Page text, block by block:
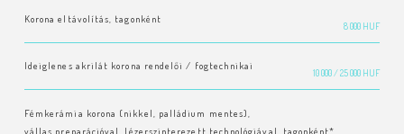
Korona eltávolítás, tagonként
8 000 HUF
Ideiglenes akrilát korona rendelői / fogtechnikai
10 000 / 25 000 HUF
Fémkerámia korona (nikkel, palládium mentes),
vállas preparációval, lézerszinterezett technológiával, tagonként*